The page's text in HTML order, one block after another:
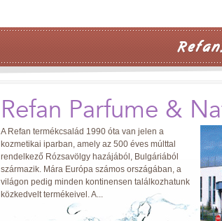
Refan Parfume &
A Refan termékcsalád 1990 óta van jelen a
kozmetikai iparban, amely az 500 éves múlttal
rendelkező Rózsavölgy hazájából, Bulgáriából
származik. Mára Európa számos országában, a
világon pedig minden kontinensen találkozhatunk
közkedvelt termékeivel. A...